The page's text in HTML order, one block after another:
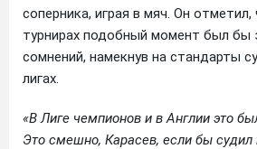
соперника, играя в мяч. Он отметил,
турнирах подобный момент был бы
сомнений, намекнув на стандарты
лигах.
«В Лиге чемпионов и в Англии это
Это смешно, Карасев, если бы судил